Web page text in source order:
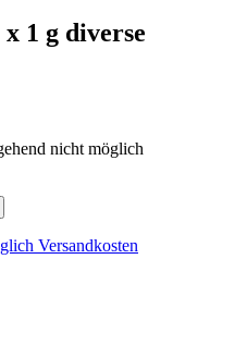
1 g diverse
nicht möglich
Versandkosten